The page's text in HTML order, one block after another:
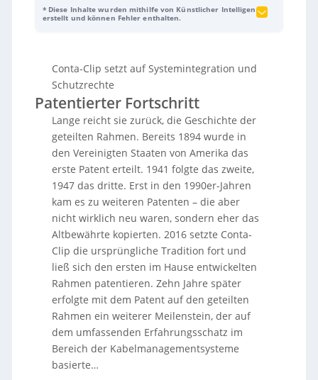
patentierten geteilten Kabeldurchführungsrahmen
Verbindungselemente werkzeuglos zusammenfügen;
Leitungen, Inlays und Dichtelemente werden
horizontal konfektioniert. Das vereinfacht Montage,
Wartung und Nachrüstungen, reduziert
Stillstandszeiten und ermöglicht die Installation
vorkonfektionierter Kabelbündel. Technisch
kombiniert die Lösung einen harten Rahmenkörper
mit integrierten TPE-Dichtzonen und erreicht
Schutzarten bis IP66, wodurch sie für anspruchsvolle
industrielle Anwendungen geeignet ist. Als Teil des
modularen KDS-Systemsergänzt der neue Rahmen
ein breites Sortiment (u. a. geschlossene, inverse,
runde und kompakte Varianten) für unterschiedliche
Einbausituationen. Der modulare Ansatz soll Planung
und Installation vereinfachen, Lagerhaltung
reduzieren und dasKDS-Systemals ganzheitliche
Kabelmanagementlösung im Markt positionieren.
* Diese Inhalte wurden mithilfe von Künstlicher Intelligenz
erstellt und können Fehler enthalten.
Conta-Clip setzt auf Systemintegration und
Schutzrechte
Patentierter Fortschritt
Lange reicht sie zurück, die Geschichte der
geteilten Rahmen. Bereits 1894 wurde in
den Vereinigten Staaten von Amerika das
erste Patent erteilt. 1941 folgte das zweite,
1947 das dritte. Erst in den 1990er-Jahren
kam es zu weiteren Patenten – die aber
nicht wirklich neu waren, sondern eher das
Altbewährte kopierten. 2016 setzte Conta-
Clip die ursprüngliche Tradition fort und
ließ sich den ersten im Hause entwickelten
Rahmen patentieren. Zehn Jahre später
erfolgte mit dem Patent auf den geteilten
Rahmen ein weiterer Meilenstein, der auf
dem umfassenden Erfahrungsschatz im
Bereich der Kabelmanagementsysteme
basierte…